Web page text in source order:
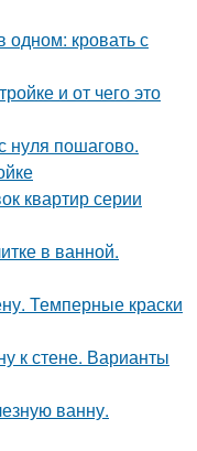
одном: кровать с
и от чего это
нуля пошагово.
квартир серии
в ванной.
Темперные краски
к стене. Варианты
ванну.